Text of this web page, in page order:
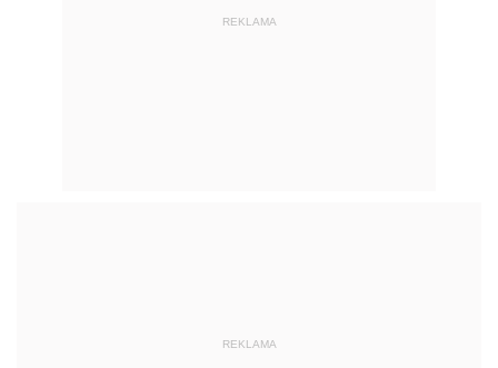
REKLAMA
REKLAMA